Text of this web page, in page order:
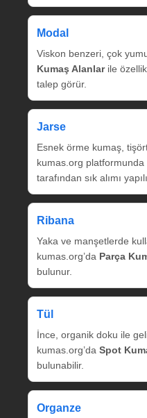
Modal
Viskon benzeri, çok
Kumaş Alanlarile
talep görür.
Jarse
Esnek örme kumaş,
kumas.org platformunda
tarafından sık alımı
Ribana
Yaka ve manşetlerde
kumas.org’da Parça
bulunur.
Tül
İnce, organik doku ile
kumas.org’da Spot
bulunabilir.
Organze